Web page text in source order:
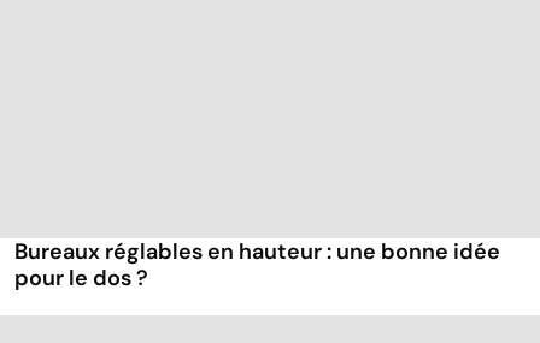
Bureaux réglables en hauteur : une bonne idée
pour le dos ?